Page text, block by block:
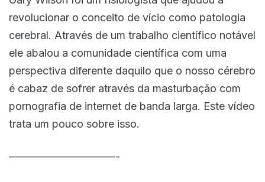
revolucionar o conceito de vício como patologia
cerebral. Através de um trabalho científico notável
ele abalou a comunidade científica com uma
perspectiva diferente daquilo que o nosso cérebro
é cabaz de sofrer através da masturbação com
pornografia de internet de banda larga. Este vídeo
trata um pouco sobre isso.
——————————-